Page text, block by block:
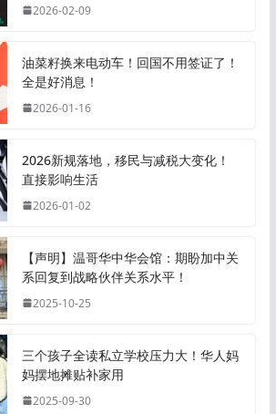
2026-02-09
油菜籽换来电动车！回国不用签证了！
全是好消息！
2026-01-16
2026新规落地，移民与减税大变化！
直接影响生活
2026-01-02
【声明】温哥华中华会馆：期盼加中关
系回复到战略伙伴关系水平！
2025-10-25
三个孩子全读私立学校压力大！华人妈
妈摆地摊贴补家用
2025-09-30